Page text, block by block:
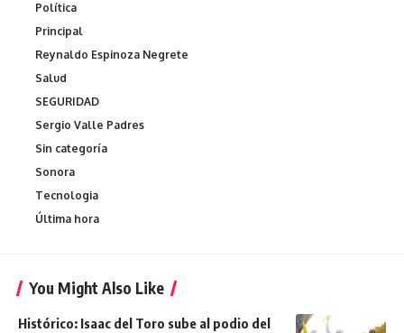
Política
Principal
Reynaldo Espinoza Negrete
Salud
SEGURIDAD
Sergio Valle Padres
Sin categoría
Sonora
Tecnologia
Última hora
You Might Also Like
Histórico: Isaac del Toro sube al podio del